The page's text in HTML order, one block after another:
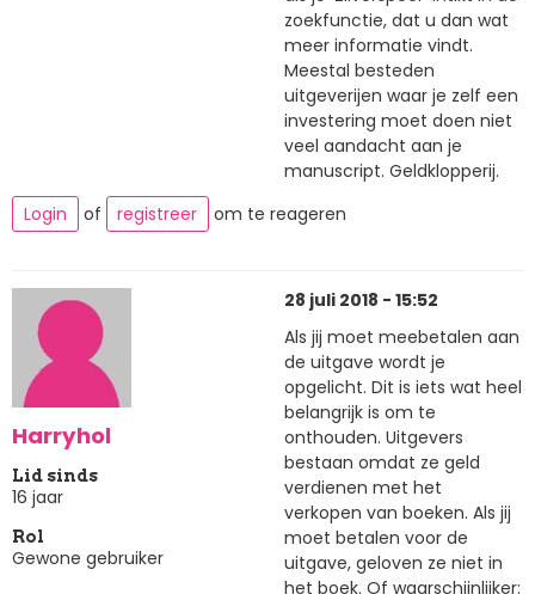
zoekfunctie, dat u dan wat
meer informatie vindt.
Meestal besteden
uitgeverijen waar je zelf een
investering moet doen niet
veel aandacht aan je
manuscript. Geldklopperij.
Login
of registreer om te reageren
Harryhol
Lid sinds
16 jaar
Rol
Gewone gebruiker
28 juli 2018 - 15:52
Als jij moet meebetalen aan
de uitgave wordt je
opgelicht. Dit is iets wat heel
belangrijk is om te
onthouden. Uitgevers
bestaan omdat ze geld
verdienen met het
verkopen van boeken. Als jij
moet betalen voor de
uitgave, geloven ze niet in
het boek. Of waarschijnlijker: